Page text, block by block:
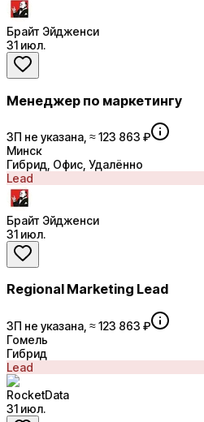
Брайт Эйдженси
31 июл.
Менеджер по маркетингу
ЗП не указана, ≈ 123 863 ₽
Минск
Гибрид, Офис, Удалённо
Lead
Брайт Эйдженси
31 июл.
Regional Marketing Lead
ЗП не указана, ≈ 123 863 ₽
Гомель
Гибрид
Lead
RocketData
31 июл.